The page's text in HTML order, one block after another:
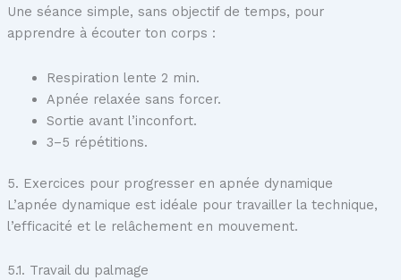
Une séance simple, sans objectif de temps, pour
apprendre à écouter ton corps :
Respiration lente 2 min.
Apnée relaxée sans forcer.
Sortie avant l’inconfort.
3–5 répétitions.
5. Exercices pour progresser en apnée dynamique
L’apnée dynamique est idéale pour travailler la technique,
l’efficacité et le relâchement en mouvement.
5.1. Travail du palmage